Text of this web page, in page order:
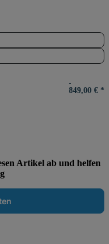
849,00 € *
Artikel ab und helfen